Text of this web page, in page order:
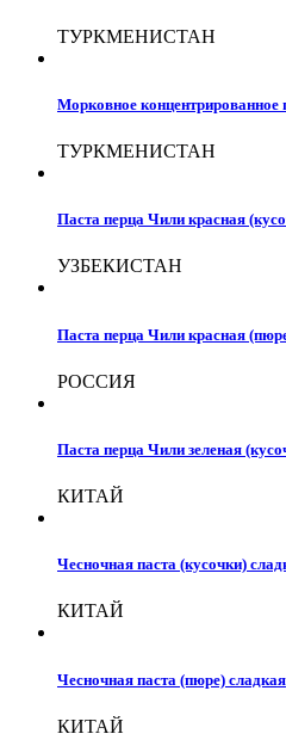
ТУРКМЕНИСТАН
Морковное концентрированное
ТУРКМЕНИСТАН
Паста перца Чили красная
УЗБЕКИСТАН
Паста перца Чили красная
РОССИЯ
Паста перца Чили зеленая
КИТАЙ
Чесночная паста (кусочки)
КИТАЙ
Чесночная паста (пюре) сладкая
КИТАЙ